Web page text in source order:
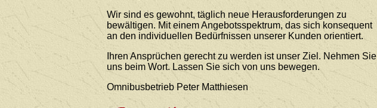
Wir sind es gewohnt, täglich neue Herausforderungen zu
bewältigen. Mit einem Angebotsspektrum, das sich konsequent
an den individuellen Bedürfnissen unserer Kunden orientiert.
Ihren Ansprüchen gerecht zu werden ist unser Ziel. Nehmen Sie
uns beim Wort. Lassen Sie sich von uns bewegen.
Omnibusbetrieb Peter Matthiesen